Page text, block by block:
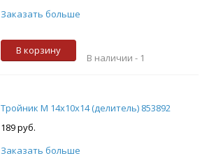
Заказать больше
В корзину
В наличии - 1
Тройник М 14х10х14 (делитель) 853892
189 руб.
Заказать больше